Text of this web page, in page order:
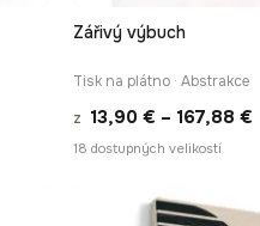
RYCHLÉ
Zářivý výbuch
Tisk na plátno · Abstrakce
z 13,90 € – 167,88 €
18 dostupných velikostí